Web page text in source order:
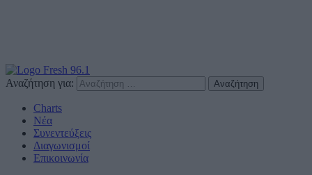
Αναζήτηση για:
Charts
Νέα
Συνεντεύξεις
Διαγωνισμοί
Επικοινωνία